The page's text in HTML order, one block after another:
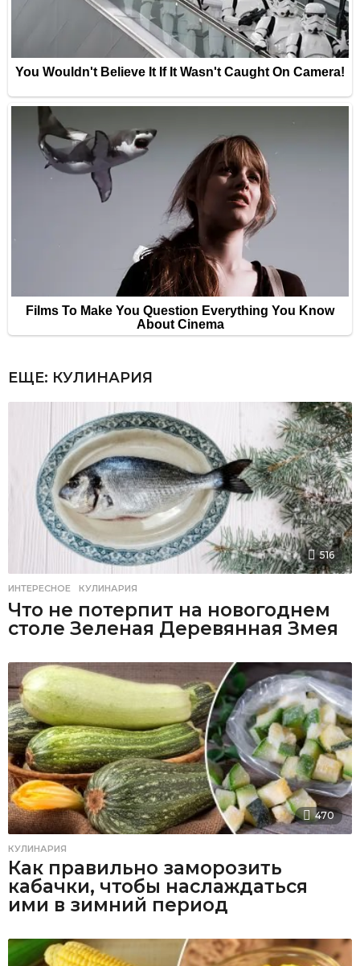
ЕЩЕ: КУЛИНАРИЯ
516
ИНТЕРЕСНОЕ ,КУЛИНАРИЯ
Что не потерпит на новогоднем
столе Зеленая Деревянная Змея
470
КУЛИНАРИЯ
Как правильно заморозить
кабачки, чтобы наслаждаться
ими в зимний период